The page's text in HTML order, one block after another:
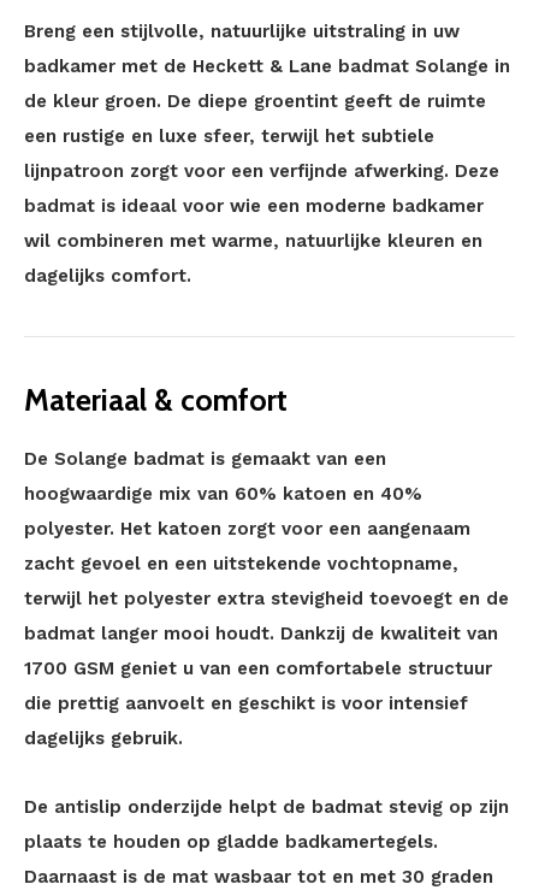
Breng een stijlvolle, natuurlijke uitstraling in uw
badkamer met de Heckett & Lane badmat Solange in
de kleur groen. De diepe groentint geeft de ruimte
een rustige en luxe sfeer, terwijl het subtiele
lijnpatroon zorgt voor een verfijnde afwerking. Deze
badmat is ideaal voor wie een moderne badkamer
wil combineren met warme, natuurlijke kleuren en
dagelijks comfort.
Materiaal & comfort
De Solange badmat is gemaakt van een
hoogwaardige mix van 60% katoen en 40%
polyester. Het katoen zorgt voor een aangenaam
zacht gevoel en een uitstekende vochtopname,
terwijl het polyester extra stevigheid toevoegt en de
badmat langer mooi houdt. Dankzij de kwaliteit van
1700 GSM geniet u van een comfortabele structuur
die prettig aanvoelt en geschikt is voor intensief
dagelijks gebruik.
De antislip onderzijde helpt de badmat stevig op zijn
plaats te houden op gladde badkamertegels.
Daarnaast is de mat wasbaar tot en met 30 graden